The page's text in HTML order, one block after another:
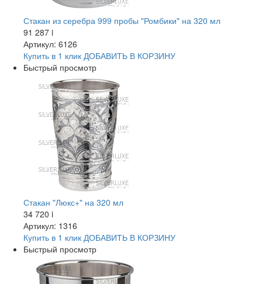
Стакан из серебра 999 пробы "Ромбики" на 320 мл
91 287 i
Артикул: 6126
Купить в 1 клик ДОБАВИТЬ В КОРЗИНУ
Быстрый просмотр
Стакан "Люкс+" на 320 мл
34 720 i
Артикул: 1316
Купить в 1 клик ДОБАВИТЬ В КОРЗИНУ
Быстрый просмотр